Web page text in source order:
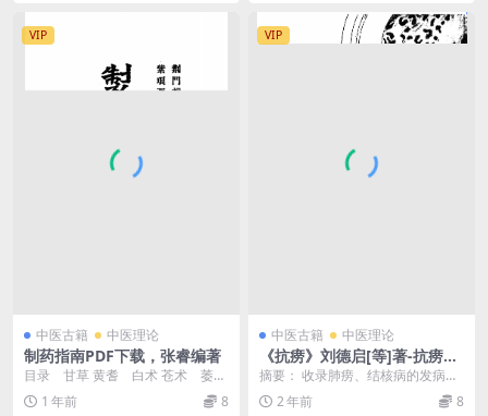
VIP
中医古籍 中医理论
制药指南PDF下载，张睿编著
目录 甘草 黄耆 白术 苍术 萎蕤
芍药 丹皮 肉苁蓉 ...
1 年前 8
VIP
中医古籍 中医理论
《抗痨》刘德启[等]著-抗痨出
版部-民国30[1941]-肺痨治疗
摘要： 收录肺痨、结核病的发病原
理及治疗方法。抗痨pdf下载 截
图： 服务说明：...
2 年前 8